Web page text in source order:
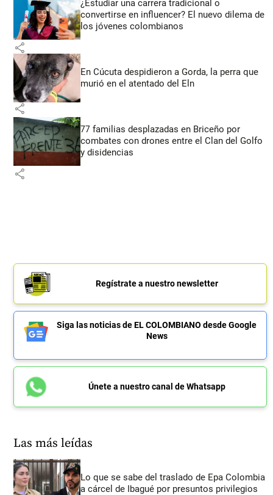
¿Estudiar una carrera tradicional o
convertirse en influencer? El nuevo dilema de
los jóvenes colombianos
share
En Cúcuta despidieron a Gorda, la perra que
murió en el atentado del Eln
share
77 familias desplazadas en Briceño por
combates con drones entre el Clan del Golfo
y disidencias
share
Regístrate a nuestro newsletter
Siga las noticias de EL COLOMBIANO desde Google
News
Únete a nuestro canal de Whatsapp
Las más leídas
Lo que se sabe del traslado de Epa Colombia
a cárcel de Ibagué por presuntos privilegios